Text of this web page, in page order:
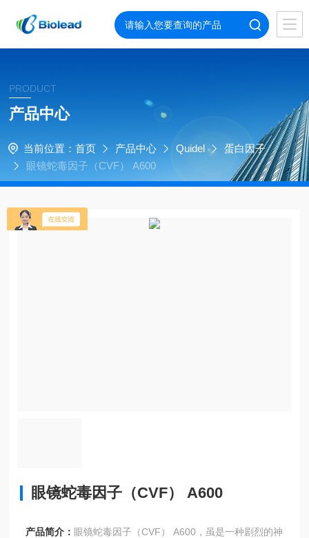
PRODUCT
产品中心
当前位置： 首页 产品中心 Quidel
蛋白因子
眼镜蛇毒因子（CVF） A600
眼镜蛇毒因子（CVF） A600
产品简介： 眼镜蛇毒因子（CVF） A600，虽是一种剧烈的神